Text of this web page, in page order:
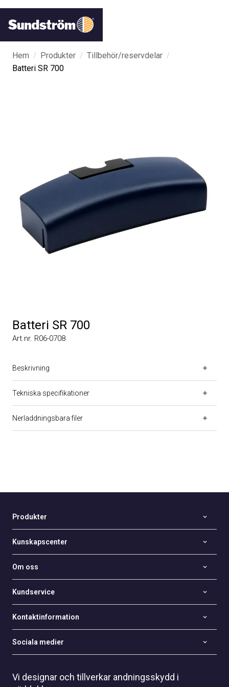
Hem / Produkter / Tillbehör/reservdelar /
Batteri SR 700
Batteri SR 700
Art.nr. R06-0708
Beskrivning
Tekniska specifikationer
Nerladdningsbara filer
Produkter
Kunskapscenter
Om oss
Kundservice
Kontaktinformation
Sociala medier
Vi designar och tillverkar andningsskydd i